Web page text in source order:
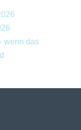
wenn das